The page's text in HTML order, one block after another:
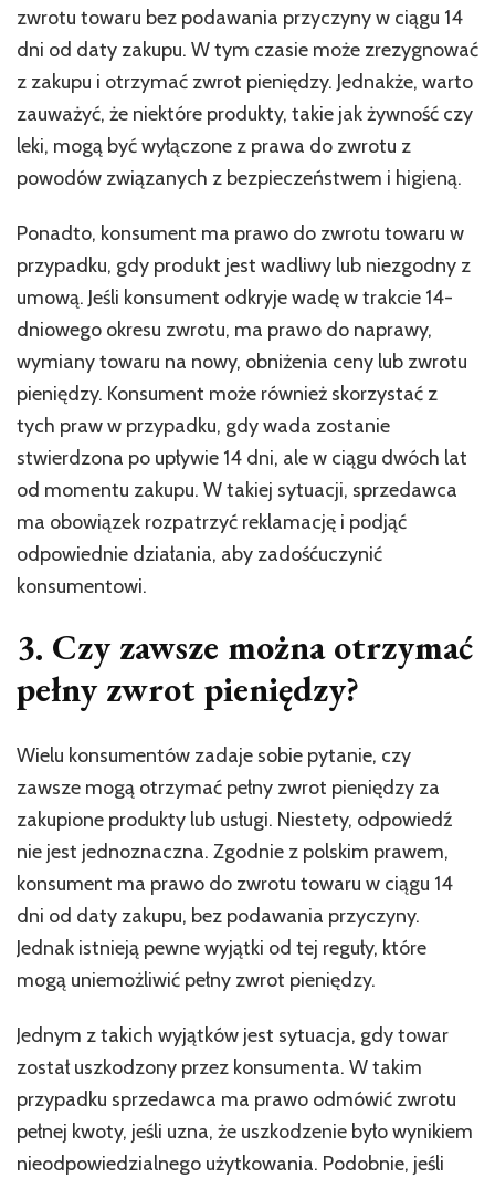
zwrotu towaru bez podawania przyczyny w ciągu 14
dni od daty zakupu. W tym czasie może zrezygnować
z zakupu i otrzymać zwrot pieniędzy. Jednakże, warto
zauważyć, że niektóre produkty, takie jak żywność czy
leki, mogą być wyłączone z prawa do zwrotu z
powodów związanych z bezpieczeństwem i higieną.
Ponadto, konsument ma prawo do zwrotu towaru w
przypadku, gdy produkt jest wadliwy lub niezgodny z
umową. Jeśli konsument odkryje wadę w trakcie 14-
dniowego okresu zwrotu, ma prawo do naprawy,
wymiany towaru na nowy, obniżenia ceny lub zwrotu
pieniędzy. Konsument może również skorzystać z
tych praw w przypadku, gdy wada zostanie
stwierdzona po upływie 14 dni, ale w ciągu dwóch lat
od momentu zakupu. W takiej sytuacji, sprzedawca
ma obowiązek rozpatrzyć reklamację i podjąć
odpowiednie działania, aby zadośćuczynić
konsumentowi.
3. Czy zawsze można otrzymać
pełny zwrot pieniędzy?
Wielu konsumentów zadaje sobie pytanie, czy
zawsze mogą otrzymać pełny zwrot pieniędzy za
zakupione produkty lub usługi. Niestety, odpowiedź
nie jest jednoznaczna. Zgodnie z polskim prawem,
konsument ma prawo do zwrotu towaru w ciągu 14
dni od daty zakupu, bez podawania przyczyny.
Jednak istnieją pewne wyjątki od tej reguły, które
mogą uniemożliwić pełny zwrot pieniędzy.
Jednym z takich wyjątków jest sytuacja, gdy towar
został uszkodzony przez konsumenta. W takim
przypadku sprzedawca ma prawo odmówić zwrotu
pełnej kwoty, jeśli uzna, że uszkodzenie było wynikiem
nieodpowiedzialnego użytkowania. Podobnie, jeśli